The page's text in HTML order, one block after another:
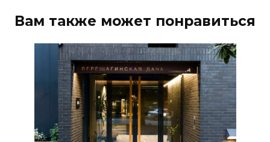
Вам также может понравиться